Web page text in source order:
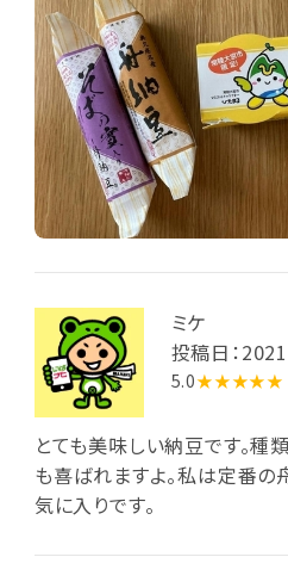
ミケ
投稿日：
5.0★★★★★
とても美味しい納豆です。
も喜ばれますよ。私は定番
気に入りです。